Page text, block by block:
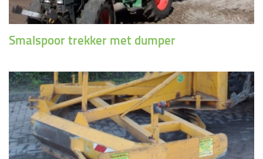
Smalspoor trekker met dumper